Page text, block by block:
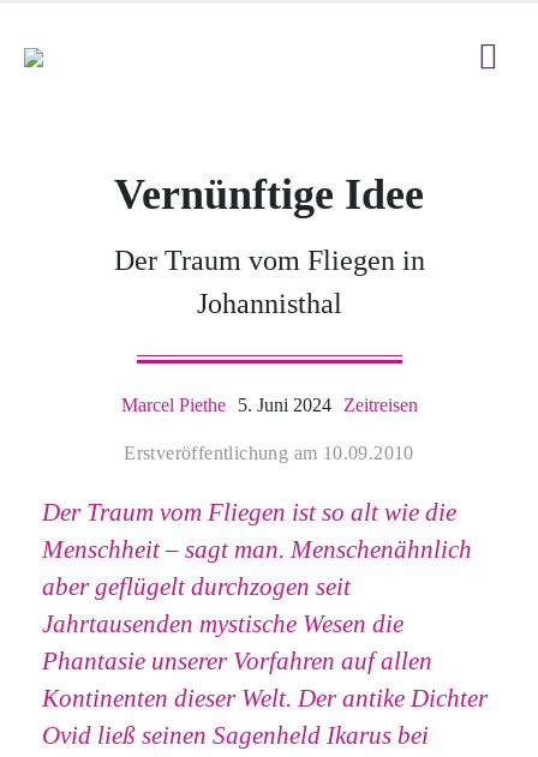
Vernünftige Idee
Der Traum vom Fliegen in
Johannisthal
Marcel Piethe 5. Juni 2024 Zeitreisen
Erstveröffentlichung am 10.09.2010
Der Traum vom Fliegen ist so alt wie die
Menschheit – sagt man. Menschenähnlich
aber geflügelt durchzogen seit
Jahrtausenden mystische Wesen die
Phantasie unserer Vorfahren auf allen
Kontinenten dieser Welt. Der antike Dichter
Ovid ließ seinen Sagenheld Ikarus bei